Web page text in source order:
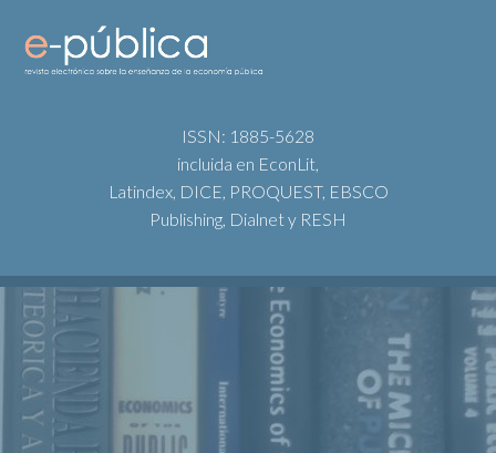
ISSN: 1885-5628
incluida en EconLit,
Latindex, DICE, PROQUEST, EBSCO
Publishing, Dialnet y RESH